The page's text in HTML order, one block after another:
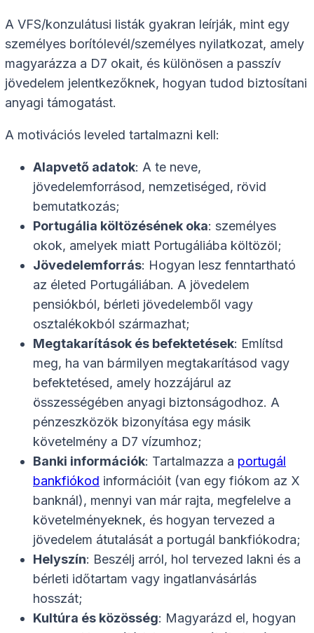
A VFS/konzulátusi listák gyakran leírják, mint egy
személyes borítólevél/személyes nyilatkozat, amely
magyarázza a D7 okait, és különösen a passzív
jövedelem jelentkezőknek, hogyan tudod biztosítani
anyagi támogatást.
A motivációs leveled tartalmazni kell:
Alapvető adatok: A te neve,
jövedelemforrásod, nemzetiséged, rövid
bemutatkozás;
Portugália költözésének oka: személyes
okok, amelyek miatt Portugáliába költözöl;
Jövedelemforrás: Hogyan lesz fenntartható
az életed Portugáliában. A jövedelem
pensiókból, bérleti jövedelemből vagy
osztalékokból származhat;
Megtakarítások és befektetések: Említsd
meg, ha van bármilyen megtakarításod vagy
befektetésed, amely hozzájárul az
összességében anyagi biztonságodhoz. A
pénzeszközök bizonyítása egy másik
követelmény a D7 vízumhoz;
Banki információk: Tartalmazza a portugál
bankfiókod információit (van egy fiókom az X
banknál), mennyi van már rajta, megfelelve a
követelményeknek, és hogyan tervezed a
jövedelem átutalását a portugál bankfiókodra;
Helyszín: Beszélj arról, hol tervezed lakni és a
bérleti időtartam vagy ingatlanvásárlás
hosszát;
Kultúra és közösség: Magyarázd el, hogyan